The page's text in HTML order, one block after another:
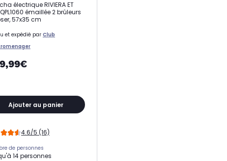
électrique RIVIERA ET
émaillée 2 brûleurs
57x35 cm
et expédié par Club
Ajouter au panier
4.6/5 (16)
de personnes
14 personnes